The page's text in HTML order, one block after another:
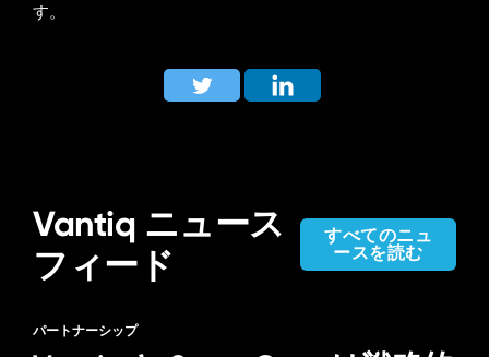
す。
Vantiq ニュース
フィード
すべてのニュ
ースを読む
パートナーシップ